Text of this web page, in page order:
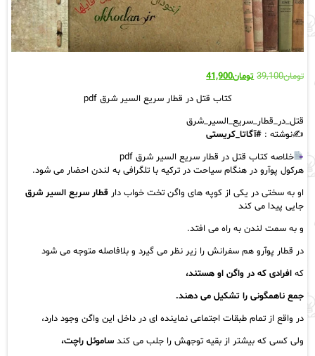
تومان39,100 قیمت
تومان39,100
تومان41,900قیمت
تومان41,900.
کتاب قتل در قطار سریع السیر شرق pdf
قتل_در_قطار_سریع_السیر_شرق
✍نوشته : #آگاتا_کریستی
خلاصه کتاب قتل در قطار سریع السیر شرق pdf
هرکول پوآرو در هنگام سیاحت در ترکیه با تلگرافی به لندن احضار می شود.
او به سختی در یکی از کوپه های واگن تخت خواب دار قطار سریع السیر شرق
جایی پیدا می کند
و به سمت لندن به راه می افتد.
در قطار پوآرو هم سفرانش را زیر نظر می گیرد و بلافاصله متوجه می شود
که افرادی که در واگن او هستند،
جمع ناهمگونی را تشکیل می دهند.
در واقع از تمام طبقات اجتماعی نماینده ای در داخل این واگن وجود دارد،
ولی کسی که بیشتر از بقیه توجهش را جلب می کند ساموئل راچت،